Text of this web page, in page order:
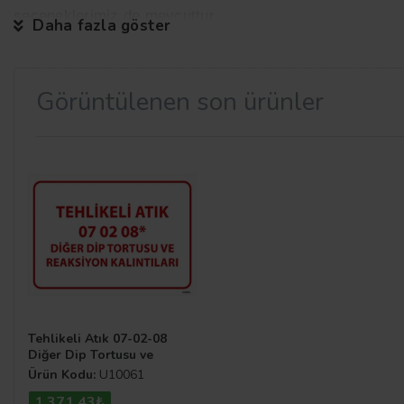
seçeneklerimiz de mevcuttur.
Toplu olarak kullanılan iş alanları veya mekanları
kullanılan alana göre çeşitlilik göstermekte ve o
Levhalar kategorisinden göz atabilirsiniz.
Daha fazla göster
Görüntülenen son ürünler
Tehlikeli Atık 07-02-08
Diğer Dip Tortusu ve
Reaksiyon Kalıntıları
Ürün Kodu: U10061